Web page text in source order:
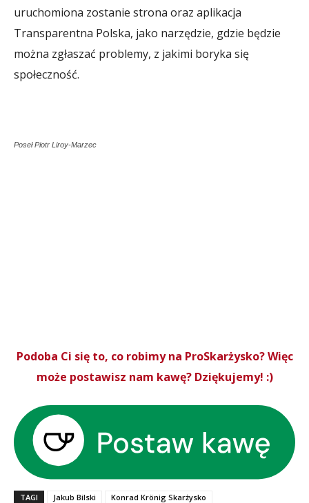
uruchomiona zostanie strona oraz aplikacja
Transparentna Polska, jako narzędzie, gdzie będzie
można zgłaszać problemy, z jakimi boryka się
społeczność.
Poseł Piotr Liroy-Marzec
Podoba Ci się to, co robimy na ProSkarżysko? Więc
może postawisz nam kawę? Dziękujemy! :)
TAGI Jakub Bilski
Konrad Krönig Skarżysko